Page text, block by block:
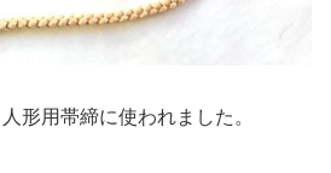
形用帯締に使われました。